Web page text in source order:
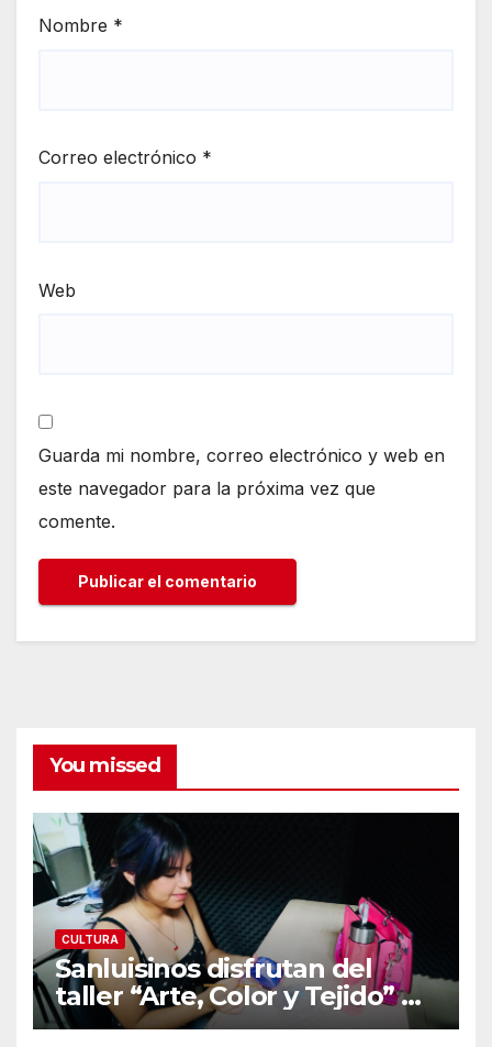
Nombre *
Correo electrónico *
Web
Guarda mi nombre, correo electrónico y web en
este navegador para la próxima vez que
comente.
You missed
CULTURA
Sanluisinos disfrutan del
taller “Arte, Color y Tejido” de
Cultura Municipal